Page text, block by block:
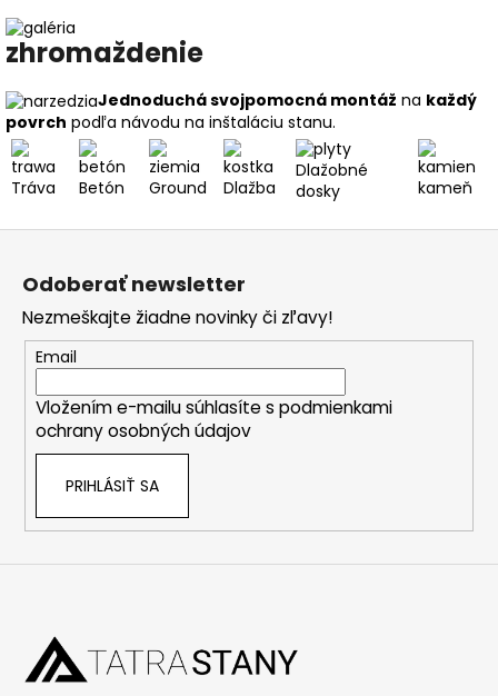
zhromaždenie
Jednoduchá svojpomocná montáž na každý
povrch podľa návodu na inštaláciu stanu.
Tráva Betón Ground Dlažba
Dlažobné
dosky
kameň
Odoberať newsletter
Nezmeškajte žiadne novinky či zľavy!
Email
Vložením e-mailu súhlasíte s podmienkami
ochrany osobných údajov
PRIHLÁSIŤ SA